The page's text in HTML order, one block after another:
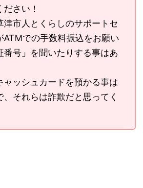
さい！
津市人とくらしのサポートセ
ATMでの手数料振込をお願い
番号」を聞いたりする事はあ
ャッシュカードを預かる事は
、それらは詐欺だと思ってく